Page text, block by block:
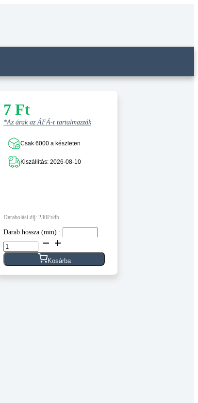
7 Ft
*Az árak az ÁFÁ-t tartalmazzák
Csak 6000 a készleten
Kiszállitás: 2026-08-10
Darabolási díj: 230Ft/db
Darab hossza (mm) :
Anodizált
alumínium
kerettel,
30x44
Kosárba